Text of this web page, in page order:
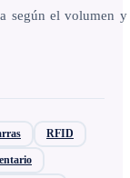
según el volumen
RFID